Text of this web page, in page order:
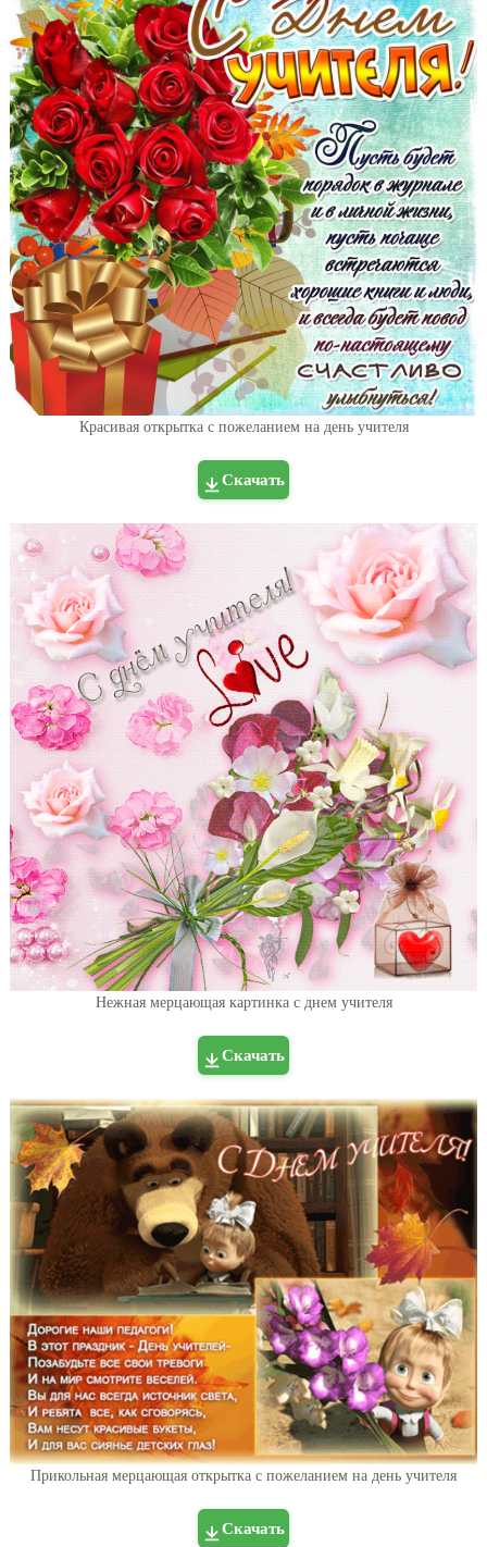
Красивая открытка с пожеланием на день учителя
Скачать
Нежная мерцающая картинка с днем учителя
Скачать
Прикольная мерцающая открытка с пожеланием на день учителя
Скачать